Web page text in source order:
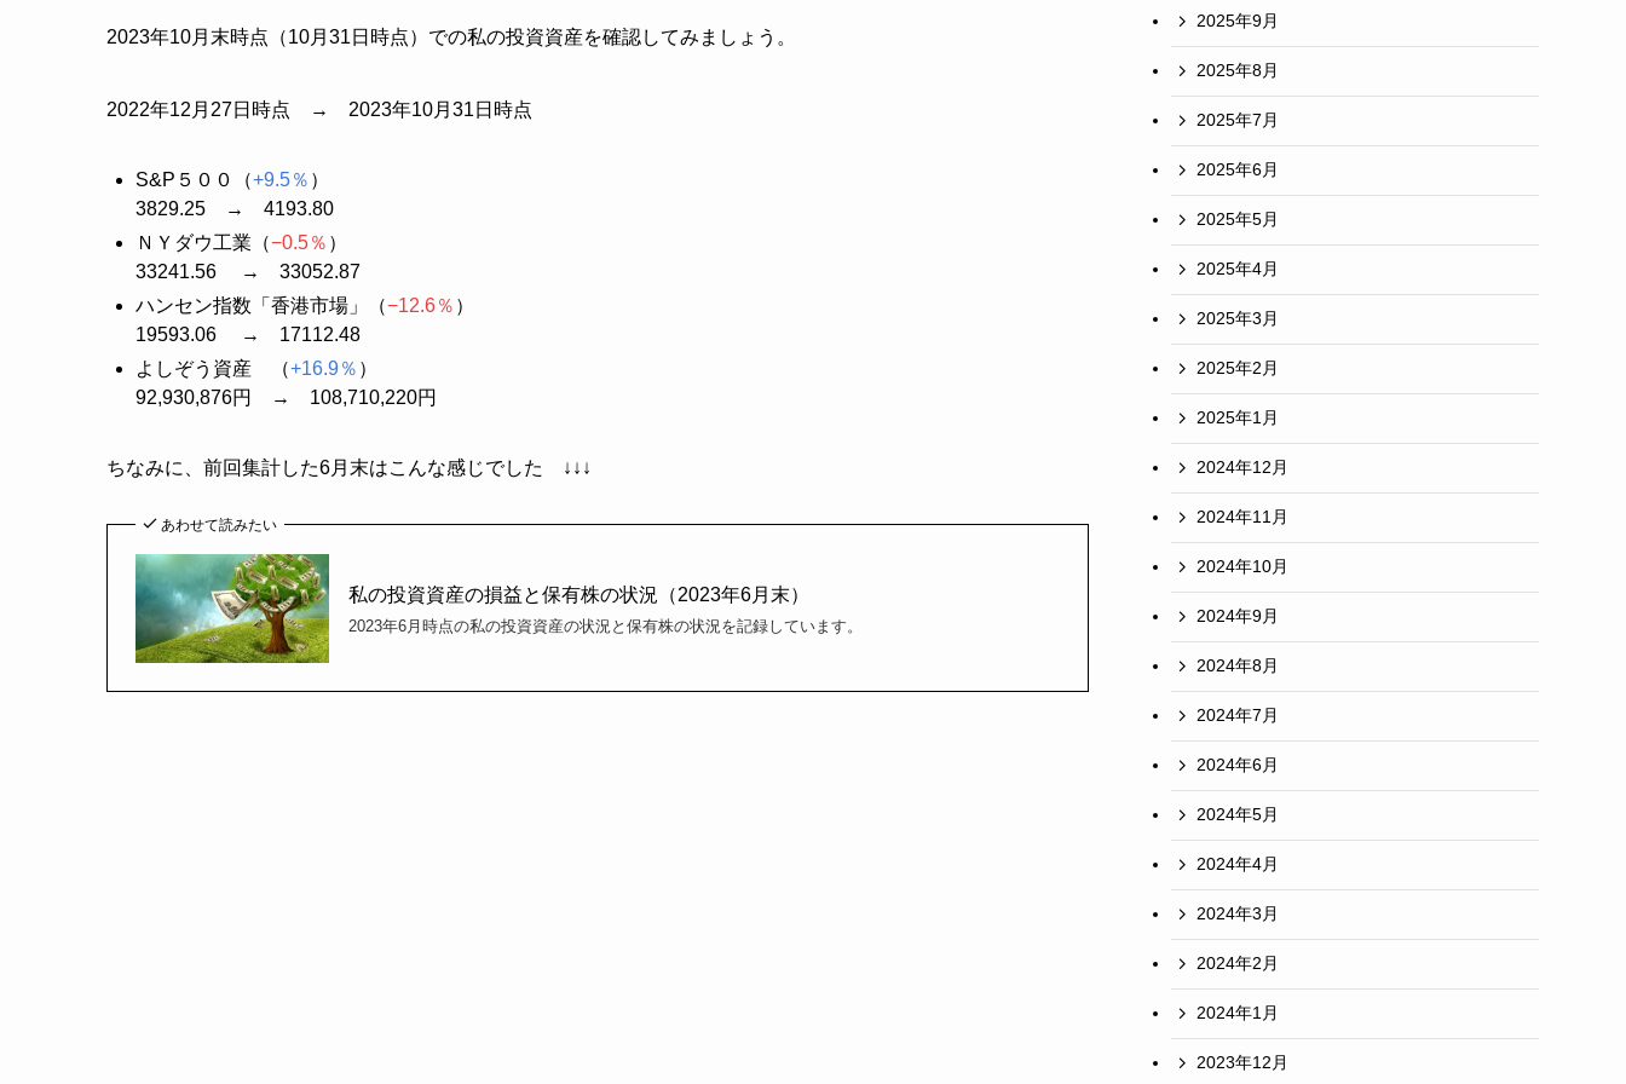
2023年10月末時点（10月31日時点）での私の投資資産を確認してみましょう。
2022年12月27日時点 → 2023年10月31日時点
S&P５００（+9.5％ ）
3829.25 → 4193.80
ＮＹダウ工業（−0.5％ ）
33241.56 → 33052.87
ハンセン指数「香港市場」（−12.6％ ）
19593.06 → 17112.48
よしぞう資産 （+16.9％ ）
92,930,876円 → 108,710,220円
ちなみに、前回集計した6月末はこんな感じでした ↓↓↓
あわせて読みたい
私の投資資産の損益と保有株の状況（2023年6月末）
2023年6月時点の私の投資資産の状況と保有株の状況を記録しています。
2025年9月
2025年8月
2025年7月
2025年6月
2025年5月
2025年4月
2025年3月
2025年2月
2025年1月
2024年12月
2024年11月
2024年10月
2024年9月
2024年8月
2024年7月
2024年6月
2024年5月
2024年4月
2024年3月
2024年2月
2024年1月
2023年12月